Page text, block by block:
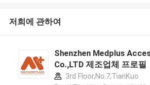
저희에 관하여
Shenzhen Medplus
Co.,LTD 제조업체 프로필
3rd Floor,No.7,TianKuo